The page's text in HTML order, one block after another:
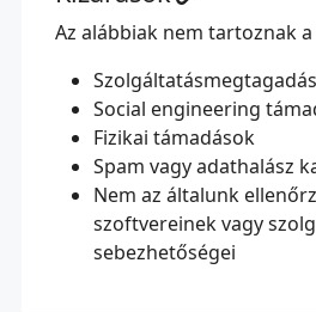
Az alábbiak nem tartoznak
Social engineering
Fizikai támadások
Spam vagy adathalász
Nem az általunk
szoftvereinek vagy
sebezhetőségei